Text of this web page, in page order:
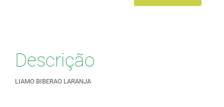
Descrição
LIAMO BIBERAO LARANJA